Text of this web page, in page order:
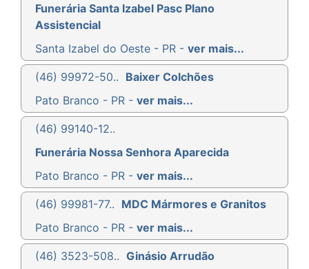
Funerária Santa Izabel Pasc Plano
Assistencial
Santa Izabel do Oeste - PR - ver mais...
(46) 99972-50.. Baixer Colchões
Pato Branco - PR - ver mais...
(46) 99140-12..
Funerária Nossa Senhora Aparecida
Pato Branco - PR - ver mais...
(46) 99981-77.. MDC Mármores e Granitos
Pato Branco - PR - ver mais...
(46) 3523-508.. Ginásio Arrudão